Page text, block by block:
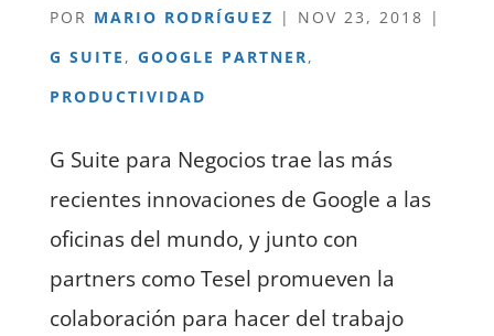
POR MARIO RODRÍGUEZ | NOV 23, 2018 |
G SUITE , GOOGLE PARTNER,
PRODUCTIVIDAD
G Suite para Negocios trae las más
recientes innovaciones de Google a las
oficinas del mundo, y junto con
partners como Tesel promueven la
colaboración para hacer del trabajo